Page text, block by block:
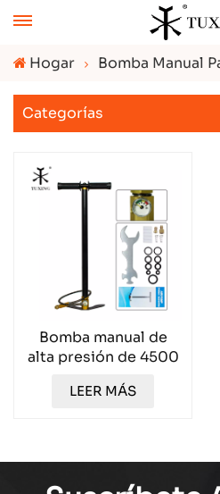
Hogar Bomba Manual
Categorías
Bomba manual de
alta presión de 4500
LEER MÁS